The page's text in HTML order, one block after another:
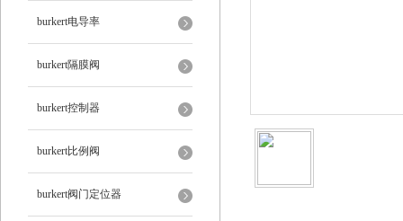
burkert电导率
burkert隔膜阀
burkert控制器
burkert比例阀
burkert阀门定位器